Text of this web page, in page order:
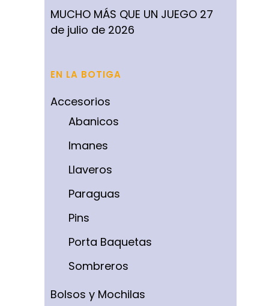
MUCHO MÁS QUE UN JUEGO 27
de julio de 2026
EN LA BOTIGA
Accesorios
Abanicos
Imanes
Llaveros
Paraguas
Pins
Porta Baquetas
Sombreros
Bolsos y Mochilas